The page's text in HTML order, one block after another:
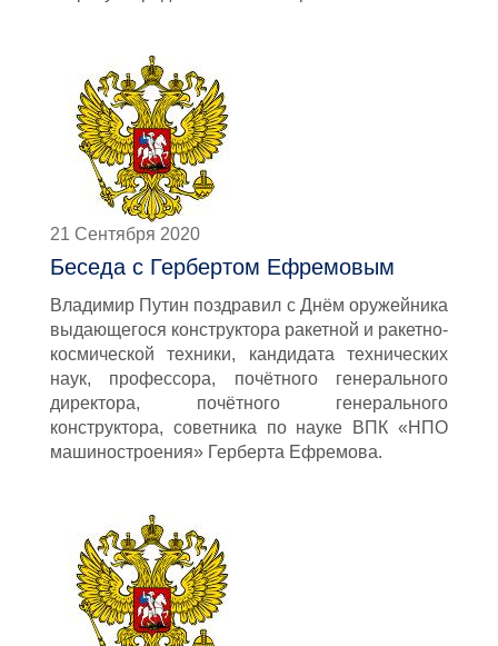
21 Сентября 2020
Беседа с Гербертом Ефремовым
Владимир Путин поздравил с Днём оружейника
выдающегося конструктора ракетной и ракетно-
космической техники, кандидата технических
наук, профессора, почётного генерального
директора, почётного генерального
конструктора, советника по науке ВПК «НПО
машиностроения» Герберта Ефремова.